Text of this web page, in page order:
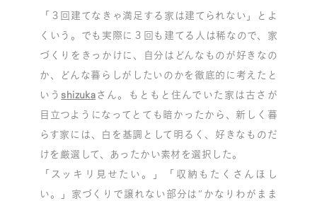
「３回建てなきゃ満足する家は建てられない」とよ
くいう。でも実際に３回も建てる人は稀なので、家
づくりをきっかけに、自分はどんなものが好きなの
か、どんな暮らしがしたいのかを徹底的に考えたと
いう shizukaさん。もともと住んでいた家は古さが
目立つようになってとても暗かったから、新しく暮
らす家には、白を基調として明るく、好きなものだ
けを厳選して、あったかい素材を選択した。
「スッキリ見せたい。」「収納もたくさんほし
い。」家づくりで譲れない部分は”かなりわがまま